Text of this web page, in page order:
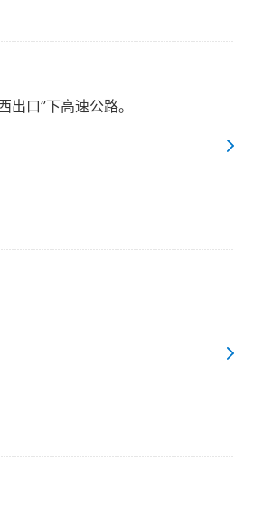
出口”下高速公路。